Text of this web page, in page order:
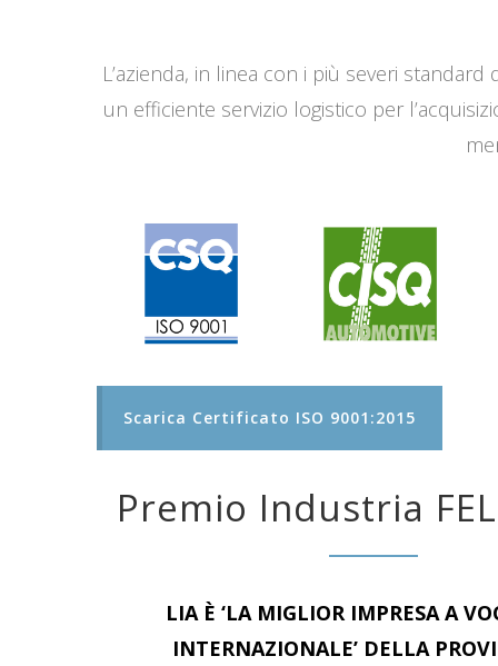
L’azienda, in linea con i più severi
un efficiente servizio logistico per
Scarica Certificato ISO 9001:2015
Premio Industria
LIA È ‘LA MIGLIOR IMPRESA A
INTERNAZIONALE’ DELLA